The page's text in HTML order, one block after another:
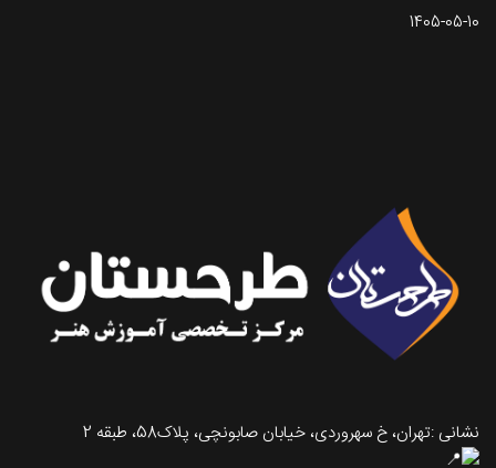
1405-05-10
نشانی :تهران، خ سهروردی، خیابان صابونچی، پلاک58، طبقه 2